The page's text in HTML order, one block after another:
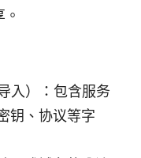
入）：包含服务
钥、协议等字